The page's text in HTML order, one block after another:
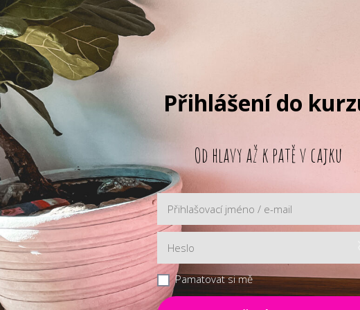
Přihlášení do
Od hlavy až k patě v cajku
Pamatovat si mě